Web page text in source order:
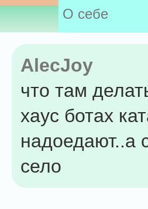
О себе
AlecJoy
что там
хаус ботах
надоедают..а
село